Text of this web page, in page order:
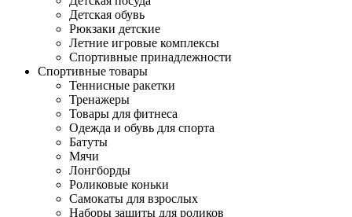
Детская обувь
Рюкзаки детские
Летние игровые комплексы
Спортивные принадлежности
Спортивные товары
Теннисные ракетки
Тренажеры
Товары для фитнеса
Одежда и обувь для спорта
Батуты
Мячи
Лонгборды
Роликовые коньки
Самокаты для взрослых
Наборы защиты для роликов